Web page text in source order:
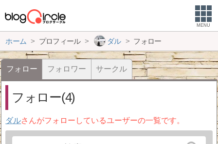
MENU
ホーム プロフィール ダル フォロー
フォロー フォロワー サークル
フォロー(4)
ダルさんがフォローしているユーザーの一覧です。